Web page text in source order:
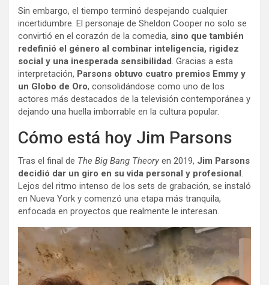
Sin embargo, el tiempo terminó despejando cualquier
incertidumbre. El personaje de Sheldon Cooper no solo se
convirtió en el corazón de la comedia, sino que también
redefinió el género al combinar inteligencia, rigidez
social y una inesperada sensibilidad. Gracias a esta
interpretación, Parsons obtuvo cuatro premios Emmy y
un Globo de Oro, consolidándose como uno de los
actores más destacados de la televisión contemporánea y
dejando una huella imborrable en la cultura popular.
Cómo está hoy Jim Parsons
Tras el final de The Big Bang Theory en 2019, Jim Parsons
decidió dar un giro en su vida personal y profesional.
Lejos del ritmo intenso de los sets de grabación, se instaló
en Nueva York y comenzó una etapa más tranquila,
enfocada en proyectos que realmente le interesan.